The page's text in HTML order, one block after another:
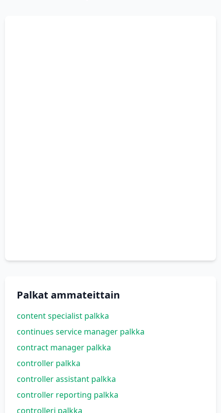
Palkat ammateittain
content specialist palkka
continues service manager palkka
contract manager palkka
controller palkka
controller assistant palkka
controller reporting palkka
controlleri palkka